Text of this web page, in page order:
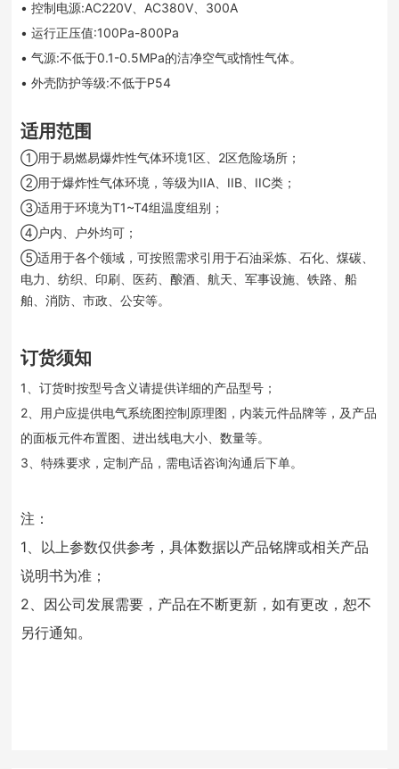
• 控制电源:AC220V、AC380V、300A
• 运行正压值:100Pa-800Pa
• 气源:不低于0.1-0.5MPa的洁净空气或惰性气体。
• 外壳防护等级:不低于P54
适用范围
①用于易燃易爆炸性气体环境1区、2区危险场所；
②用于爆炸性气体环境，等级为IIA、IIB、IIC类；
③适用于环境为T1~T4组温度组别；
④户内、户外均可；
⑤适用于各个领域，可按照需求引用于石油采炼、石化、煤碳、
电力、纺织、印刷、医药、酿酒、航天、军事设施、铁路、船
舶、消防、市政、公安等。
订货须知
1、订货时按型号含义请提供详细的产品型号；
2、用户应提供电气系统图控制原理图，内装元件品牌等，及产品
的面板元件布置图、进出线电大小、数量等。
3、特殊要求，定制产品，需电话咨询沟通后下单。
注：
1、以上参数仅供参考，具体数据以产品铭牌或相关产品
说明书为准；
2、因公司发展需要，产品在不断更新，如有更改，恕不
另行通知。